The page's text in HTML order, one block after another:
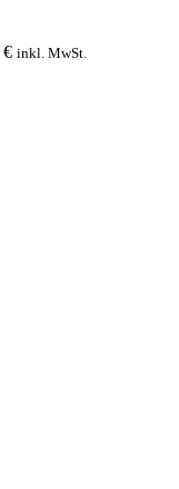
€ inkl. MwSt.